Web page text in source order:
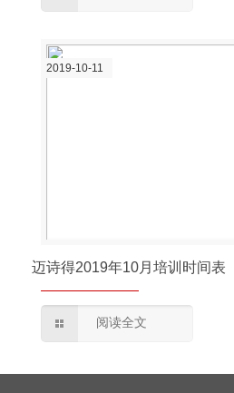
2019-10-11
迈诗得2019年10月培训时间表
阅读全文